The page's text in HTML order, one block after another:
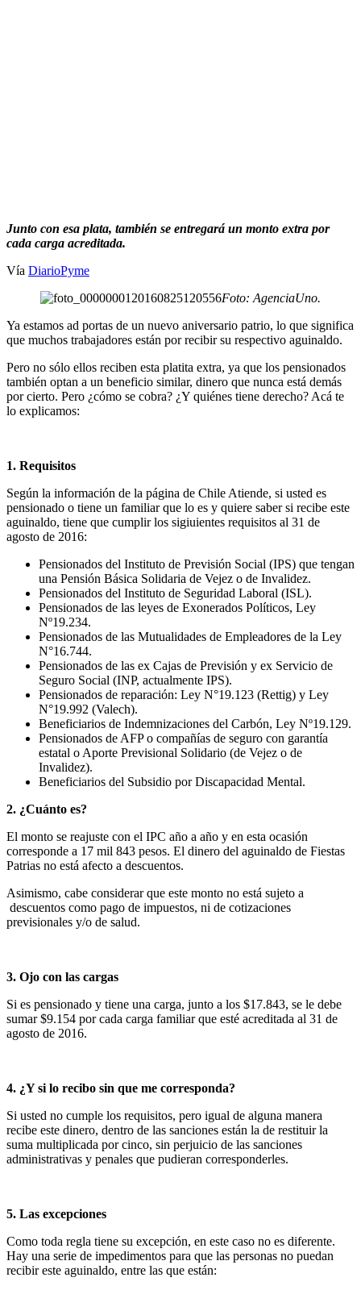
Junto con esa plata, también se entregará un monto extra por
cada carga acreditada.
Vía DiarioPyme
Foto: AgenciaUno.
Ya estamos ad portas de un nuevo aniversario patrio, lo que significa
que muchos trabajadores están por recibir su respectivo aguinaldo.
Pero no sólo ellos reciben esta platita extra, ya que los pensionados
también optan a un beneficio similar, dinero que nunca está demás
por cierto. Pero ¿cómo se cobra? ¿Y quiénes tiene derecho? Acá te
lo explicamos:
1. Requisitos
Según la información de la página de Chile Atiende, si usted es
pensionado o tiene un familiar que lo es y quiere saber si recibe este
aguinaldo, tiene que cumplir los sigiuientes requisitos al 31 de
agosto de 2016:
Pensionados del Instituto de Previsión Social (IPS) que tengan
una Pensión Básica Solidaria de Vejez o de Invalidez.
Pensionados del Instituto de Seguridad Laboral (ISL).
Pensionados de las leyes de Exonerados Políticos, Ley
Nº19.234.
Pensionados de las Mutualidades de Empleadores de la Ley
N°16.744.
Pensionados de las ex Cajas de Previsión y ex Servicio de
Seguro Social (INP, actualmente IPS).
Pensionados de reparación: Ley N°19.123 (Rettig) y Ley
N°19.992 (Valech).
Beneficiarios de Indemnizaciones del Carbón, Ley Nº19.129.
Pensionados de AFP o compañías de seguro con garantía
estatal o Aporte Previsional Solidario (de Vejez o de
Invalidez).
Beneficiarios del Subsidio por Discapacidad Mental.
2. ¿Cuánto es?
El monto se reajuste con el IPC año a año y en esta ocasión
corresponde a 17 mil 843 pesos. El dinero del aguinaldo de Fiestas
Patrias no está afecto a descuentos.
Asimismo, cabe considerar que este monto no está sujeto a
descuentos como pago de impuestos, ni de cotizaciones
previsionales y/o de salud.
3. Ojo con las cargas
Si es pensionado y tiene una carga, junto a los $17.843, se le debe
sumar $9.154 por cada carga familiar que esté acreditada al 31 de
agosto de 2016.
4. ¿Y si lo recibo sin que me corresponda?
Si usted no cumple los requisitos, pero igual de alguna manera
recibe este dinero, dentro de las sanciones están la de restituir la
suma multiplicada por cinco, sin perjuicio de las sanciones
administrativas y penales que pudieran corresponderles.
5. Las excepciones
Como toda regla tiene su excepción, en este caso no es diferente.
Hay una serie de impedimentos para que las personas no puedan
recibir este aguinaldo, entre las que están: